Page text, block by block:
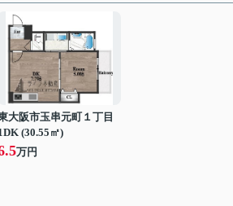
大阪市玉串元町１丁目
(30.55㎡)
万円